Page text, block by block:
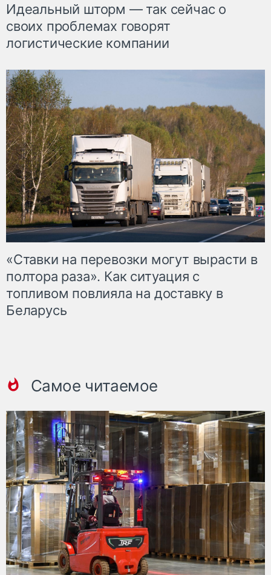
Идеальный шторм — так сейчас о
своих проблемах говорят
логистические компании
«Ставки на перевозки могут вырасти в
полтора раза». Как ситуация с
топливом повлияла на доставку в
Беларусь
Самое читаемое